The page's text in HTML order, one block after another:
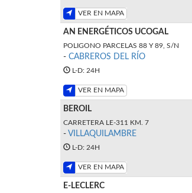
VER EN MAPA
AN ENERGÉTICOS UCOGAL
POLIGONO PARCELAS 88 Y 89, S/N
- CABREROS DEL RÍO
L-D: 24H
VER EN MAPA
BEROIL
CARRETERA LE-311 KM. 7
- VILLAQUILAMBRE
L-D: 24H
VER EN MAPA
E-LECLERC